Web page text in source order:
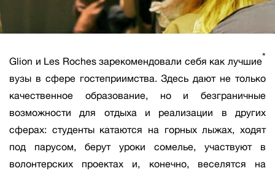
Glion и Les Roches зарекомендовали себя как лучшие*
вузы в сфере гостеприимства. Здесь дают не только
качественное образование, но и безграничные
возможности для отдыха и реализации в других
сферах: студенты катаются на горных лыжах, ходят
под парусом, берут уроки сомелье, участвуют в
волонтерских проектах и, конечно, веселятся на